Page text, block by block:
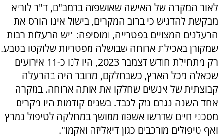
לאור המקרה של האישה שאושפזה ברמב"ם, ד"ר לוריא
מבקשת להדגיש כי ברוב המקרים, בישול אינו הורס את
הרעלנים המצויים בפטרייה, ומוסיפה: "יש הרעלות רבות
שמקורן באכילת ארוחה שבושלה מפטריות שלוקטו בטבע.
רק מתחילת חודש דצמבר 2023, היו לנו כ-11 אירועים
שכאלה מכל הארץ, כשבחלקם, מדובר היה בהרעלה
קבוצתית של אנשים שחלקו את אותה ארוחה. במקרה
אחד השנה נגרם נזק לכבד. בשנים קודמות היו מקרים
מסכני חיים שדרשו אשפוז ממושך במחלקה לטיפול נמרץ
ואף טיפולים מורכבים כגון דיאליזה ואקמו".